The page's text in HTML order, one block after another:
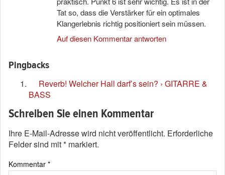
Tat so, dass die Verstärker für ein optimales
Klangerlebnis richtig positioniert sein müssen.
Auf diesen Kommentar antworten
Pingbacks
Reverb! Welcher Hall darf’s sein? › GITARRE &
BASS
Schreiben Sie einen Kommentar
Ihre E-Mail-Adresse wird nicht veröffentlicht. Erforderliche
Felder sind mit* markiert.
Kommentar *